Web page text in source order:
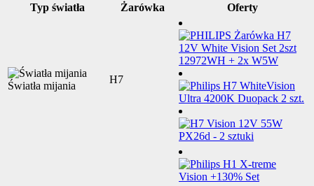
Typ światła Żarówka Oferty
Światła mijania
H7